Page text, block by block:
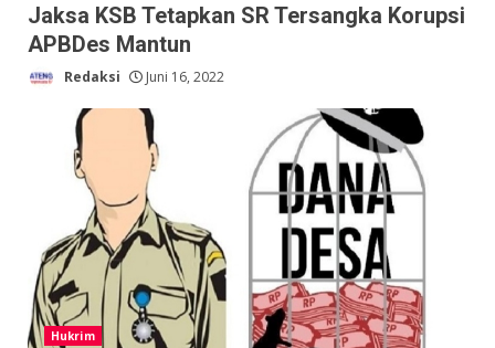
Jaksa KSB Tetapkan SR Tersangka Korupsi
APBDes Mantun
Redaksi Juni 16, 2022
Hukrim